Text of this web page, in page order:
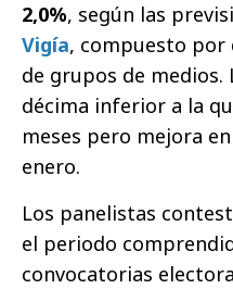
2,0%, según las
Vigía, compuesto por
de grupos de medios.
décima inferior a la
meses pero mejora
enero.
Los panelistas
el periodo
convocatorias